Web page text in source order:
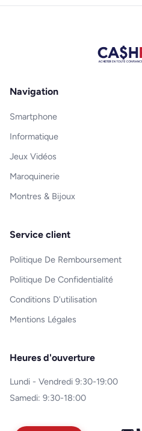
Navigation
Smartphone
Informatique
Jeux Vidéos
Maroquinerie
Montres & Bijoux
Service client
Politique De Remboursement
Politique De Confidentialité
Conditions D'utilisation
Mentions Légales
Heures d'ouverture
Lundi - Vendredi 9:30-19:00
Samedi: 9:30-18:00